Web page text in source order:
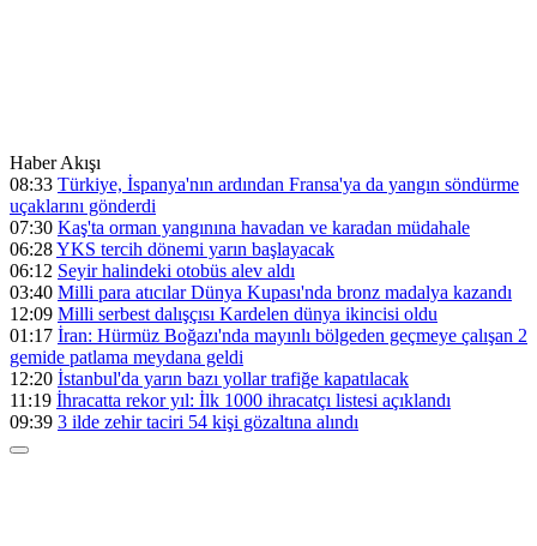
Haber Akışı
08:33 Türkiye, İspanya'nın ardından Fransa'ya da yangın söndürme
uçaklarını gönderdi
07:30 Kaş'ta orman yangınına havadan ve karadan müdahale
06:28YKS tercih dönemi yarın başlayacak
06:12 Seyir halindeki otobüs alev aldı
03:40 Milli para atıcılar Dünya Kupası'nda bronz madalya kazandı
12:09 Milli serbest dalışçısı Kardelen dünya ikincisi oldu
01:17 İran: Hürmüz Boğazı'nda mayınlı bölgeden geçmeye çalışan 2
gemide patlama meydana geldi
12:20 İstanbul'da yarın bazı yollar trafiğe kapatılacak
11:19 İhracatta rekor yıl: İlk 1000 ihracatçı listesi açıklandı
09:39 3 ilde zehir taciri 54 kişi gözaltına alındı